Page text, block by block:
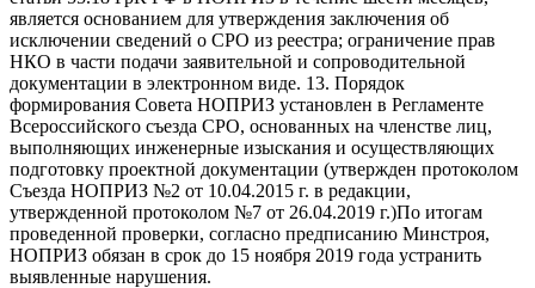
является основанием для утверждения заключения об
исключении сведений о СРО из реестра; ограничение прав
НКО в части подачи заявительной и сопроводительной
документации в электронном виде. 13. Порядок
формирования Совета НОПРИЗ установлен в Регламенте
Всероссийского съезда СРО, основанных на членстве лиц,
выполняющих инженерные изыскания и осуществляющих
подготовку проектной документации (утвержден протоколом
Съезда НОПРИЗ №2 от 10.04.2015 г. в редакции,
утвержденной протоколом №7 от 26.04.2019 г.)По итогам
проведенной проверки, согласно предписанию Минстроя,
НОПРИЗ обязан в срок до 15 ноября 2019 года устранить
выявленные нарушения.